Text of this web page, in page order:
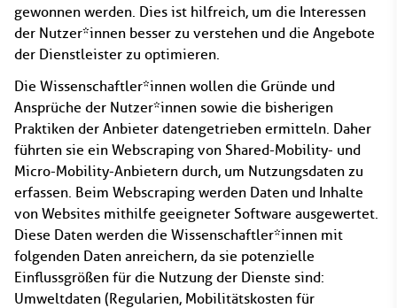
gewonnen werden. Dies ist hilfreich, um die Interessen
der Nutzer*innen besser zu verstehen und die Angebote
der Dienstleister zu optimieren.
Die Wissenschaftler*innen wollen die Gründe und
Ansprüche der Nutzer*innen sowie die bisherigen
Praktiken der Anbieter datengetrieben ermitteln. Daher
führten sie ein Webscraping von Shared-Mobility- und
Micro-Mobility-Anbietern durch, um Nutzungsdaten zu
erfassen. Beim Webscraping werden Daten und Inhalte
von Websites mithilfe geeigneter Software ausgewertet.
Diese Daten werden die Wissenschaftler*innen mit
folgenden Daten anreichern, da sie potenzielle
Einflussgrößen für die Nutzung der Dienste sind:
Umweltdaten (Regularien, Mobilitätskosten für